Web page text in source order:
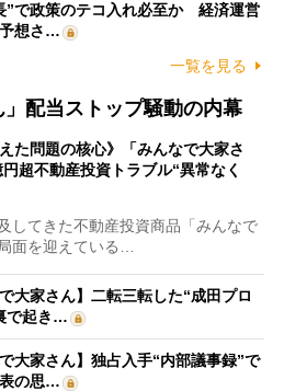
”で政策のテコ入れ必至か 経済運営
想さ…
一覧を見る
」配当ストップ騒動の内幕
えた問題の核心》「みんなで大家さ
超不動産投資トラブル“異常なく
してきた不動産投資商品「みんなで
面を迎えている…
大家さん】二転三転した“成田プロ
で起き…
大家さん】独占入手“内部議事録”で
の思…